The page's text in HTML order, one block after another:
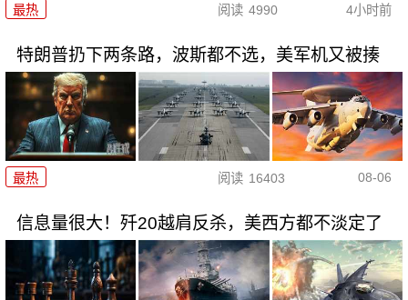
最热 阅读 4990 4小时前
特朗普扔下两条路，波斯都不选，美军机又被揍
最热 阅读 16403 08-06
信息量很大！歼20越肩反杀，美西方都不淡定了